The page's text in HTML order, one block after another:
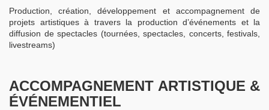
Production, création, développement et accompagnement de
projets artistiques à travers la production d’événements et la
diffusion de spectacles (tournées, spectacles, concerts, festivals,
livestreams)
ACCOMPAGNEMENT ARTISTIQUE &
ÉVÉNEMENTIEL